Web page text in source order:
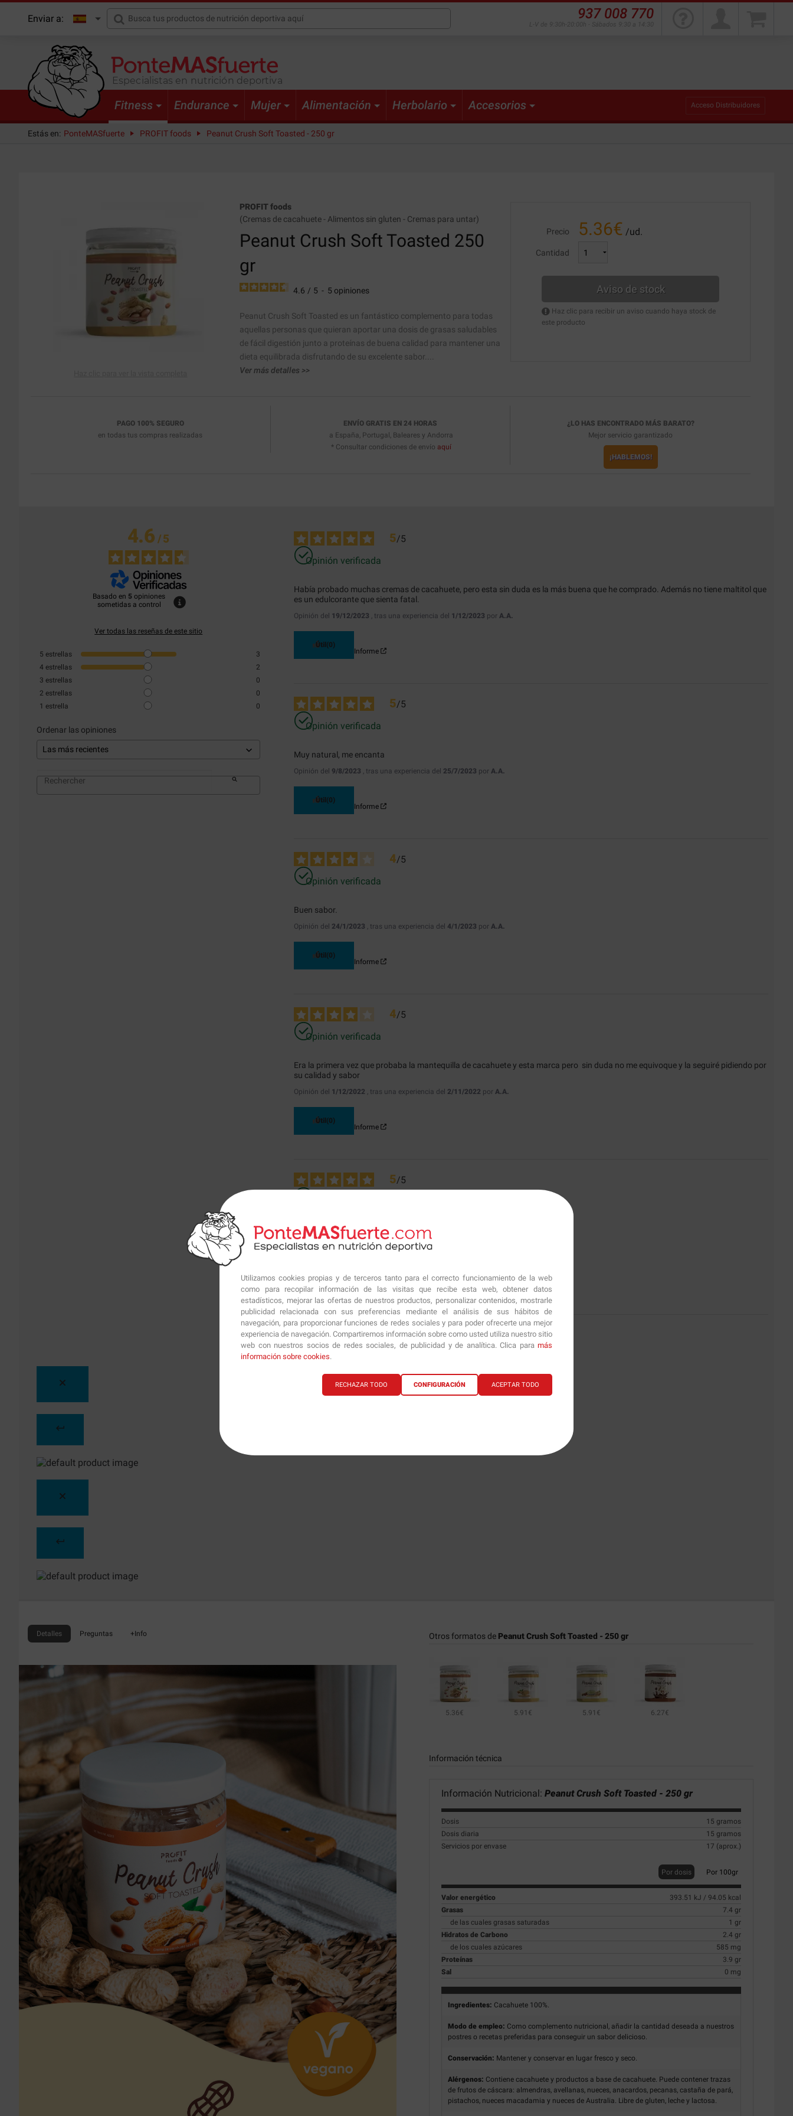
Utilizamos cookies propias y de terceros tanto para el correcto funcionamiento de la web
como para recopilar información de las visitas que recibe esta web, obtener datos
estadísticos, mejorar las ofertas de nuestros productos, personalizar contenidos, mostrarle
publicidad relacionada con sus preferencias mediante el análisis de sus hábitos de
navegación, para proporcionar funciones de redes sociales y para poder ofrecerte una mejor
experiencia de navegación. Compartiremos información sobre como usted utiliza nuestro sitio
web con nuestros socios de redes sociales, de publicidad y de analítica. Clica para más
información sobre cookies.
ACEPTAR TODO
RECHAZAR TODO CONFIGURACIÓN
Enviar a: 937 008 770
Especialistas en nutrición deportiva
Fitness Endurance Mujer Alimentación Herbolario Accesorios Acceso Distribuidores
Estás en: PonteMASfuerte PROFIT foods Peanut Crush Soft Toasted - 250 gr
PROFIT foods
(Cremas de cacahuete- Alimentos sin gluten - Cremas para untar)
Peanut Crush Soft Toasted 250
gr
4.6 / 5 - 5 opiniones
Peanut Crush Soft Toasted es un fantástico complemento para todas
aquellas personas que quieran aportar una dosis de grasas saludables
de fácil digestión junto a proteínas de buena calidad para mantener una
dieta equilibrada disfrutando de su excelente sabor....
Ver más detalles >>
Precio 5.36€ /ud.
Cantidad
Aviso de stock
Haz clic para recibir un aviso cuando haya stock de
este producto
PAGO 100% SEGURO
en todas tus compras realizadas
ENVÍO GRATIS EN 24 HORAS
a España, Portugal, Baleares y Andorra
* Consultar condiciones de envío aquí
¿LO HAS ENCONTRADO MÁS BARATO?
Mejor servicio garantizado
¡HABLEMOS!
4.6/5
Basado en 5 opiniones
sometidas a control
Ver todas las reseñas de este sitio
5 estrellas
3
4 estrellas
2
3 estrellas
0
2 estrellas
0
1 estrella 0
Ordenar las opiniones
5/5
Opinión verificada
Había probado muchas cremas de cacahuete, pero esta sin duda es la más buena que he comprado. Además no tiene maltitol que
es un edulcorante que sienta fatal.
Opinión del 19/12/2023 , tras una experiencia del 1/12/2023 porA.A.
Útil (0)
Informe
5/5
Opinión verificada
Muy natural, me encanta
Opinión del 9/8/2023 , tras una experiencia del 25/7/2023 porA.A.
Útil (0)
Informe
4/5
Opinión verificada
Buen sabor.
Opinión del 24/1/2023 , tras una experiencia del 4/1/2023 porA.A.
Útil (0)
Informe
4/5
Opinión verificada
Era la primera vez que probaba la mantequilla de cacahuete y esta marca pero  sin duda no me equivoque y la seguiré pidiendo por
su calidad y sabor
Opinión del 1/12/2022 , tras una experiencia del 2/11/2022 porA.A.
Útil (0)
Informe
5/5
Sabor espectacular
Opinión del21/7/2022 , tras una experiencia del
Útil(0)
Informe
1
Detalles Preguntas +Info Otros formatos de Peanut Crush Soft Toasted - 250 gr
5.36€ 5.91€ 5.91€ 6.27€
Información técnica
Información Nutricional: Peanut Crush Soft Toasted - 250 gr
Dosis
15 gramos
Dosis diaria
15 gramos
Servicios por envase
17 (aprox.)
Por dosis Por 100gr
Valor energético
393.51 kJ / 94.05 kcal
Grasas
7.4 gr
de las cuales grasas saturadas
1 gr
Hidratos de Carbono
2.4 gr
de los cuales azúcares
585 mg
Proteínas
3.9 gr
Sal
0 mg
Ingredientes: Cacahuete 100%.
Modo de empleo: Como complemento nutricional, añadir la cantidad deseada a nuestros
postres o recetas preferidas para conseguir un sabor delicioso.
Conservación: Mantener y conservar en lugar fresco y seco.
Alérgenos: Contiene cacahuete y productos a base de cacahuete. Puede contener trazas
de frutos de cáscara: almendras, avellanas, nueces, anacardos, pecanas, castaña de pará,
pistachos, nueces macadamia y nueces de Australia. Libre de gluten, leche y lactosa.